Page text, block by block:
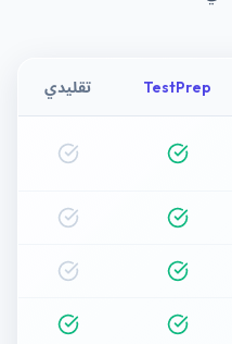
TestPrep تقليدي